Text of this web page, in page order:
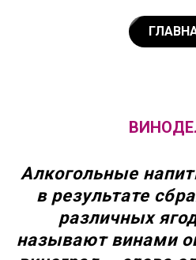
Алкогольные
в результате
различных
называют винами